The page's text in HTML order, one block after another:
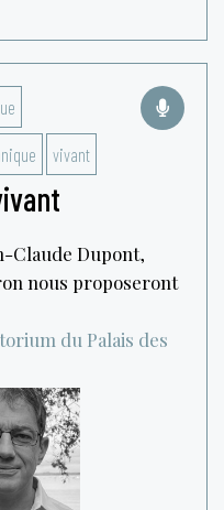
vivant
Claude Dupont,
nous proposeront
du Palais des